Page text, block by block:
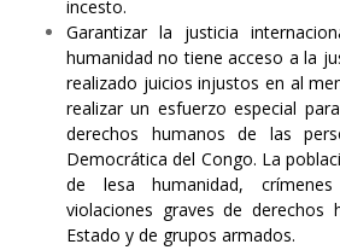
incesto.
Garantizar la justicia
humanidad no tiene acceso a la
realizado juicios injustos en al
realizar un esfuerzo especial
derechos humanos de las
Democrática del Congo. La
de lesa humanidad,
violaciones graves de derechos
Estado y de grupos armados.